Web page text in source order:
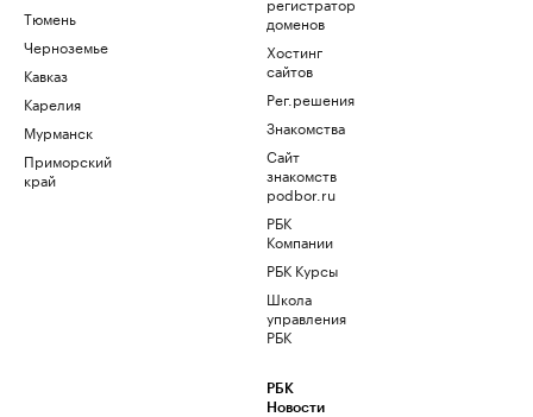
Тюмень
Черноземье
Кавказ
Карелия
Мурманск
Приморский
край
доменов
Хостинг
сайтов
Рег.решения
Знакомства
Сайт
знакомств
podbor.ru
РБК
Компании
РБК Курсы
Школа
управления
РБК
РБК
Новости